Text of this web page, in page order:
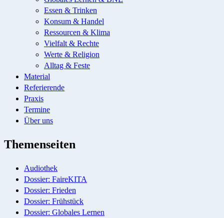
Essen & Trinken
Konsum & Handel
Ressourcen & Klima
Vielfalt & Rechte
Werte & Religion
Alltag & Feste
Material
Referierende
Praxis
Termine
Über uns
Themenseiten
Audiothek
Dossier: FaireKITA
Dossier: Frieden
Dossier: Frühstück
Dossier: Globales Lernen